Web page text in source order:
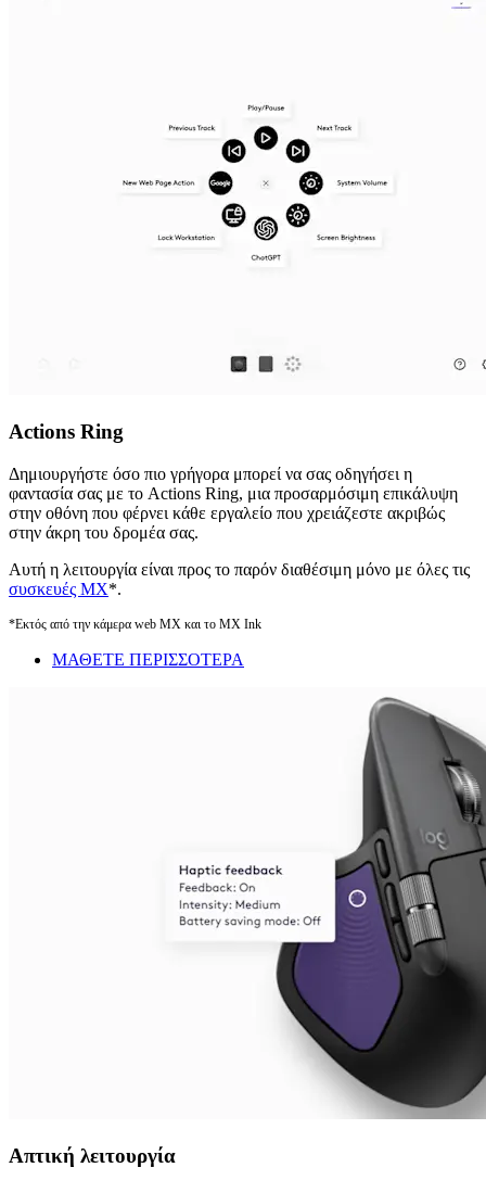
Actions Ring
Δημιουργήστε όσο πιο γρήγορα μπορεί να σας οδηγήσει η
φαντασία σας με το Actions Ring, μια προσαρμόσιμη επικάλυψη
στην οθόνη που φέρνει κάθε εργαλείο που χρειάζεστε ακριβώς
στην άκρη του δρομέα σας.
Αυτή η λειτουργία είναι προς το παρόν διαθέσιμη μόνο με όλες τις
συσκευές MX*.
*Εκτός από την κάμερα web MX και το MX Ink
ΜΑΘΕΤΕ ΠΕΡΙΣΣΟΤΕΡΑ
Απτική λειτουργία